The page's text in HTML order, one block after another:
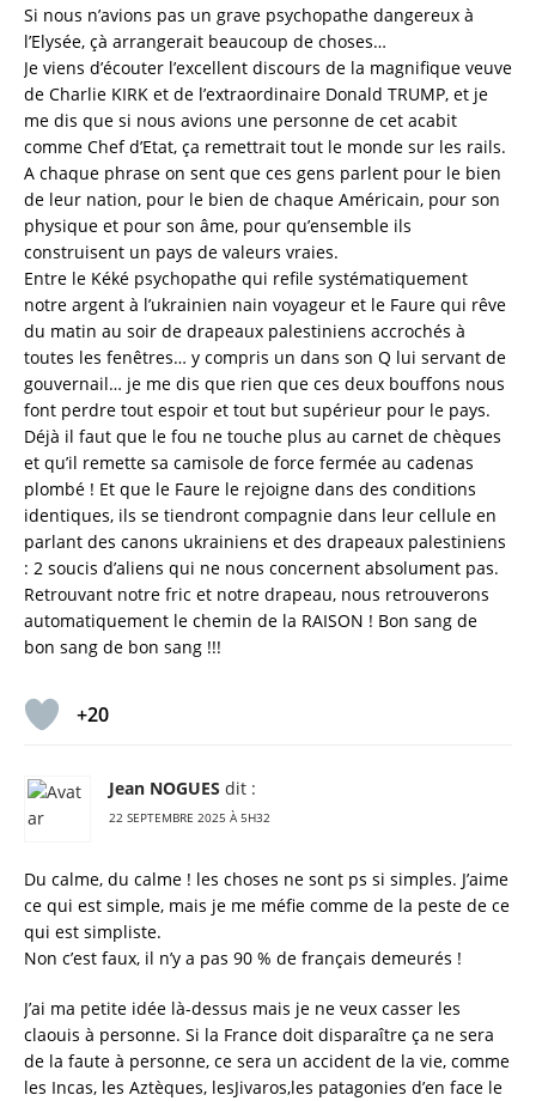
Si nous n’avions pas un grave psychopathe dangereux à
l’Elysée, çà arrangerait beaucoup de choses…
Je viens d’écouter l’excellent discours de la magnifique veuve
de Charlie KIRK et de l’extraordinaire Donald TRUMP, et je
me dis que si nous avions une personne de cet acabit
comme Chef d’Etat, ça remettrait tout le monde sur les rails.
A chaque phrase on sent que ces gens parlent pour le bien
de leur nation, pour le bien de chaque Américain, pour son
physique et pour son âme, pour qu’ensemble ils
construisent un pays de valeurs vraies.
Entre le Kéké psychopathe qui refile systématiquement
notre argent à l’ukrainien nain voyageur et le Faure qui rêve
du matin au soir de drapeaux palestiniens accrochés à
toutes les fenêtres… y compris un dans son Q lui servant de
gouvernail… je me dis que rien que ces deux bouffons nous
font perdre tout espoir et tout but supérieur pour le pays.
Déjà il faut que le fou ne touche plus au carnet de chèques
et qu’il remette sa camisole de force fermée au cadenas
plombé ! Et que le Faure le rejoigne dans des conditions
identiques, ils se tiendront compagnie dans leur cellule en
parlant des canons ukrainiens et des drapeaux palestiniens
: 2 soucis d’aliens qui ne nous concernent absolument pas.
Retrouvant notre fric et notre drapeau, nous retrouverons
automatiquement le chemin de la RAISON ! Bon sang de
bon sang de bon sang !!!
+20
Jean NOGUES dit :
22 SEPTEMBRE 2025 À 5H32
Du calme, du calme ! les choses ne sont ps si simples. J’aime
ce qui est simple, mais je me méfie comme de la peste de ce
qui est simpliste.
Non c’est faux, il n’y a pas 90 % de français demeurés !
J’ai ma petite idée là-dessus mais je ne veux casser les
claouis à personne. Si la France doit disparaître ça ne sera
de la faute à personne, ce sera un accident de la vie, comme
les Incas, les Aztèques, lesJivaros,les patagonies d’en face le